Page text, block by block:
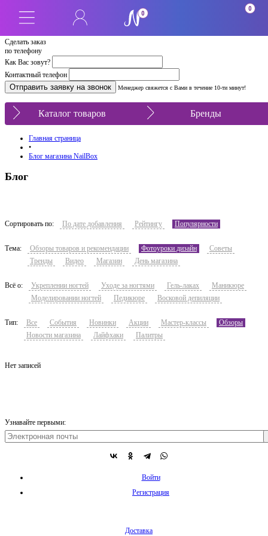
Сделать заказ
по телефону
Как Вас зовут?
Контактный телефон
Менеджер свяжется с Вами в течение 10-ти минут!
0
0
Каталог товаров Бренды
Главная страница
•
Блог магазина NailBox
Блог
Сортировать по: По дате добавления Рейтингу Популярности
Тема: Обзоры товаров и рекомендации Фотоуроки дизайн
Советы
Тренды
Видео Магазин День магазина
Всё о: Укреплении ногтей Уходе за ногтями Гель-лаках
Маникюре
Моделировании ногтей
Педикюре Восковой депиляции
Тип: Все События Новинки Акции Мастер-классы
Обзоры
Новости магазина
Лайфхаки Палитры
Нет записей
Узнавайте первыми:
Войти
Регистрация
Доставка